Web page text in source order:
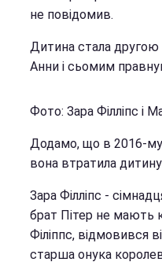
не повідомив.
Дитина стала другою
Анни і сьомим
Фото: Зара Філліпс і
Додамо, що в 2016-му
вона втратила
Зара Філліпс -
брат Пітер не мають
Філіппс, відмовився
старша онука